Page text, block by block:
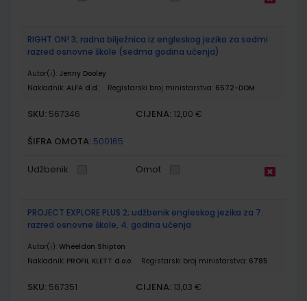
RIGHT ON! 3; radna bilježnica iz engleskog jezika za sedmi
razred osnovne škole (sedma godina učenja)
Autor(i): Jenny Dooley
Nakladnik: ALFA d.d. Registarski broj ministarstva: 6572-DOM
SKU: 567346 CIJENA: 12,00 €
ŠIFRA OMOTA: 500165
Udžbenik Omot
PROJECT EXPLORE PLUS 2; udžbenik engleskog jezika za 7.
razred osnovne škole, 4. godina učenja
Autor(i): Wheeldon Shipton
Nakladnik: PROFIL KLETT d.o.o. Registarski broj ministarstva: 6785
SKU: 567351 CIJENA: 13,03 €